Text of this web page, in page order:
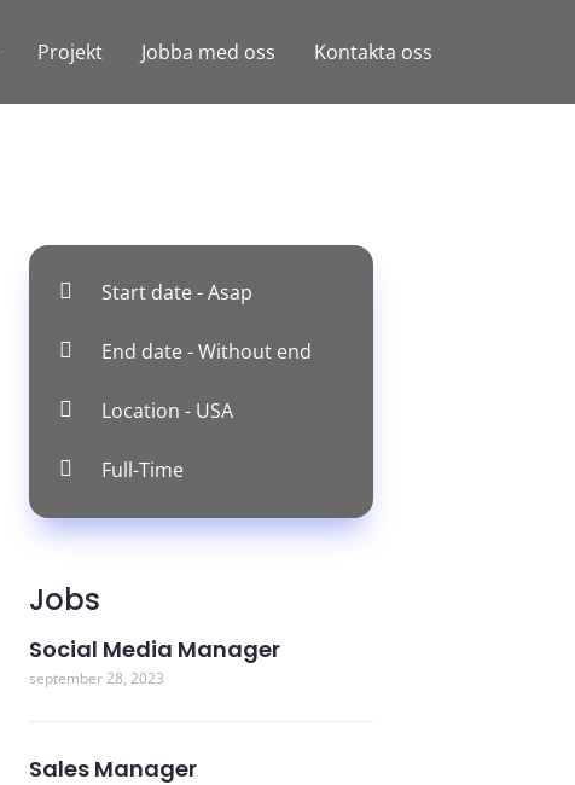
Projekt Jobba med oss Kontakta oss
Start date - Asap
End date - Without end
Location - USA
Full-Time
Jobs
Social Media Manager
september 28, 2023
Sales Manager